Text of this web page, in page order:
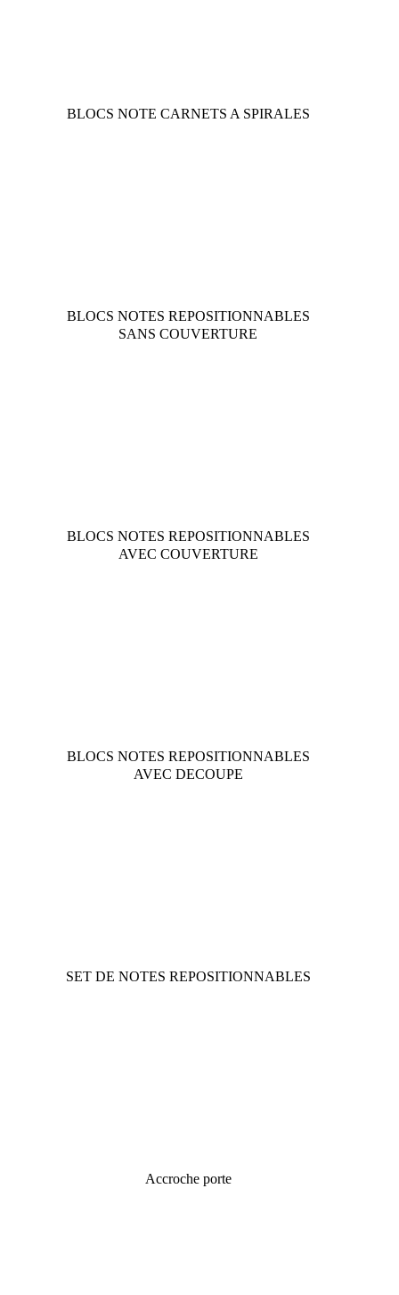
BLOCS NOTE CARNETS A SPIRALES
BLOCS NOTES REPOSITIONNABLES
SANS COUVERTURE
BLOCS NOTES REPOSITIONNABLES
AVEC COUVERTURE
BLOCS NOTES REPOSITIONNABLES
AVEC DECOUPE
SET DE NOTES REPOSITIONNABLES
Accroche porte